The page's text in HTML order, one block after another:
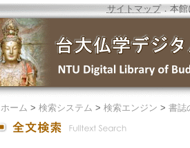
サイトマップ．本館
ホーム > 検索システム > 検索エンジン > 書誌